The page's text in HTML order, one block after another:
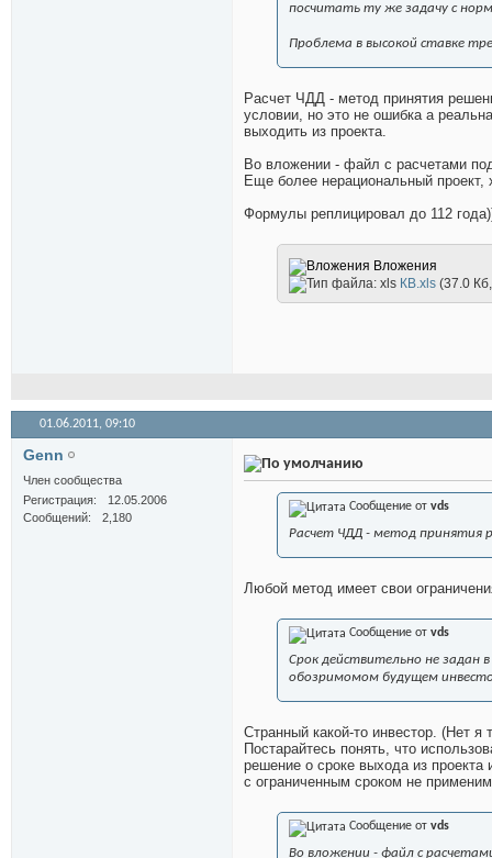
посчитать ту же задачу с
Проблема в высокой ставке
Расчет ЧДД - метод принятия
условии, но это не ошибка а
выходить из проекта.
Во вложении - файл с расчетами
Еще более нерациональный
Формулы реплицировал до 112
Вложения
КВ.xls (37.0
01.06.2011, 09:10
Genn
Член сообщества
Регистрация
12.05.2006
Сообщений
2,180
Сообщение от vds
Расчет ЧДД - метод принятия
Любой метод имеет свои
Сообщение от vds
Срок действительно не задан
обозримомом будущем
Странный какой-то инвестор. (Нет
Постарайтесь понять, что
решение о сроке выхода из
с ограниченным сроком не
Сообщение от vds
Во вложении - файл с